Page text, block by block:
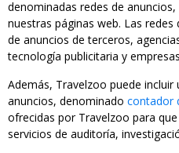
denominadas redes de
nuestras páginas web. Las
de anuncios de terceros,
tecnología publicitaria y
Además, Travelzoo puede
anuncios, denominado contador
ofrecidas por Travelzoo para
servicios de auditoría,